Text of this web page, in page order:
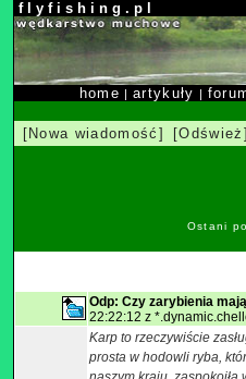
f l y f i s h i n g . p l
home |artykuły |
[Nowa wiadomość] [Odśwież]
Ostani
Odp: Czy zarybienia
22:22:12 z
Karp to rzeczywiście
prosta w hodowli ryba,